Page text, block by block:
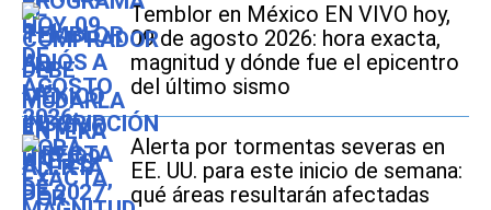
Temblor en México EN VIVO hoy,
09 de agosto 2026: hora exacta,
magnitud y dónde fue el epicentro
del último sismo
Alerta por tormentas severas en
EE. UU. para este inicio de semana:
qué áreas resultarán afectadas